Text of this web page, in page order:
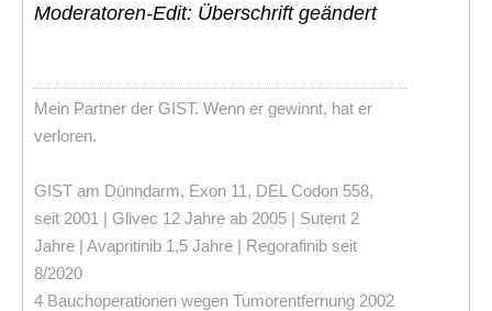
Moderatoren-Edit: Überschrift geändert
Mein Partner der GIST. Wenn er gewinnt, hat er
verloren.
GIST am Dünndarm, Exon 11, DEL Codon 558,
seit 2001 | Glivec 12 Jahre ab 2005 | Sutent 2
Jahre | Avapritinib 1,5 Jahre | Regorafinib seit
8/2020
4 Bauchoperationen wegen Tumorentfernung 2002